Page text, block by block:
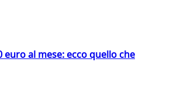
euro al mese: ecco quello che